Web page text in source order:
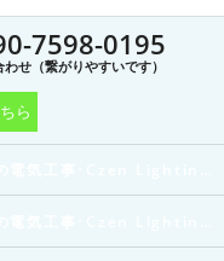
7598-0195
わせ（繋がりやすいです）
ら